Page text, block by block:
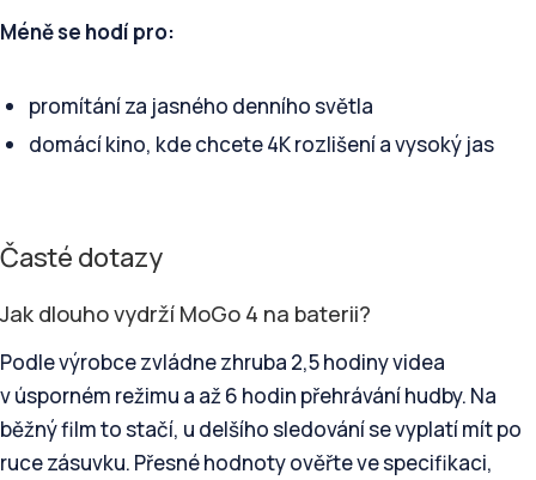
Méně se hodí pro:
promítání za jasného denního světla
domácí kino, kde chcete 4K rozlišení a vysoký jas
Časté dotazy
Jak dlouho vydrží MoGo 4 na baterii?
Podle výrobce zvládne zhruba 2,5 hodiny videa
v úsporném režimu a až 6 hodin přehrávání hudby. Na
běžný film to stačí, u delšího sledování se vyplatí mít po
ruce zásuvku. Přesné hodnoty ověřte ve specifikaci,